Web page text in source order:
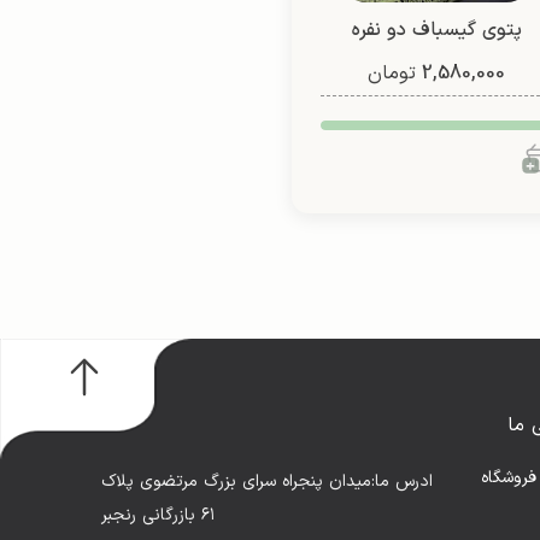
پتوی گیسباف دو نفره
(طرح1)
2,580,000 تومان
ما
ادرس ما:میدان پنجراه سرای بزرگ مرتضوی پلاک
۶۱ بازرگانی رنجبر